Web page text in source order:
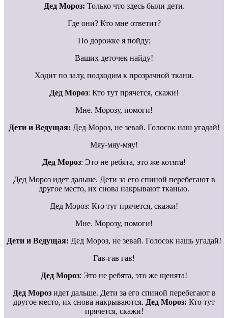
Дед Мороз: Только что здесь были дети.
Где они? Кто мне ответит?
По дорожке я пойду;
Ваших деточек найду!
Ходит по залу, подходим к прозрачной ткани.
Дед Мороз: Кто тут прячется, скажи!
Мне. Морозу, помоги!
Дети и Ведущая: Дед Мороз, не зевай. Голосок наш угадай!
Мяу-мяу-мяу!
Дед Мороз: Это не ребята, это же котята!
Дед Мороз идет дальше. Дети за его спиной перебегают в
другое место, их снова накрывают тканью.
Дед Мороз: Кто туг прячется, скажи!
Мне. Морозу, помоги!
Дети и Ведущая: Дед Мороз, не зевай. Голосок нашь угадай!
Гав-гав гав!
Дед Мороз: Это не ребята, это же щенята!
Дед Морозидет дальше. Дети за его спиной перебегают в
другое место, их снова накрываются. Дед Мороз: Кто тут
прячется, скажи!